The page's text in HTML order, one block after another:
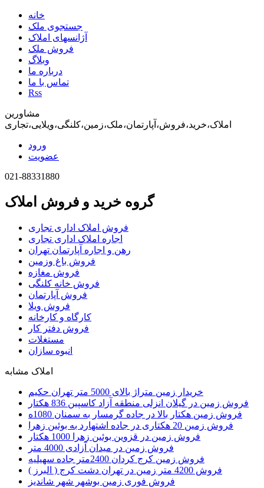
خانه
جستجوی ملک
آژانسهای املاک
فروش ملک
وبلاگ
درباره ما
تماس با ما
Rss
مشاورین
املاک،خرید،فروش،آپارتمان،ملک،زمین،کلنگی،ویلایی،تجاری
ورود
عضویت
021-88331880
گروه خرید و فروش املاک
فروش املاک اداری تجاری
اجاره املاک اداری تجاری
رهن و اجاره آپارتمان تهران
فروش باغ وزمین
فروش مغازه
فروش خانه کلنگی
فروش آپارتمان
فروش ویلا
کارگاه و کارخانه
فروش دفتر کار
مستغلات
انبوه سازان
املاک مشابه
خریدار زمین متراژ بالای 5000 متر تهران حکیم
فروش زمین در گیلان انزلی منطقه آزاد کاسپین 836 هکتار
فروش زمین هکتار بالا در جاده گرمسار به سمنان 1080ه
فروش زمین 20 هکتاری در جاده اشتهارد به بوئین زهرا
فروش زمین در قزوین بوئین زهرا 1000 هکتار
فروش زمین در میدان آزادی 4000 متر
فروش زمین کرج کردان 2400متر جاده سهیلیه
فروش 4200 متر زمین در تهران دشت کرج ( البرز )
فروش فوری زمین بوشهر شهر شاندیز